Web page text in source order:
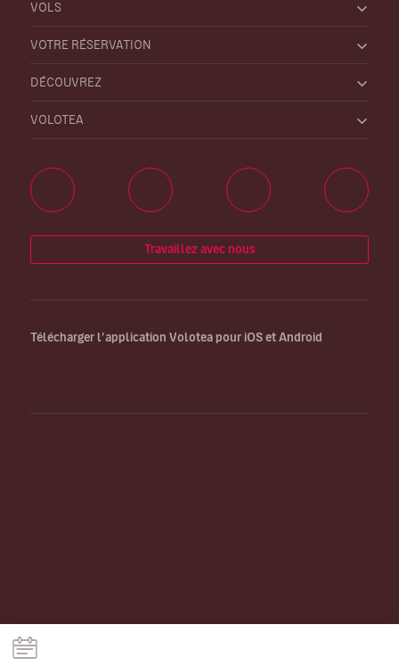
VOLS
VOTRE RÉSERVATION
DÉCOUVREZ
VOLOTEA
Travaillez avec nous
Télécharger l’application Volotea pour iOS et Android